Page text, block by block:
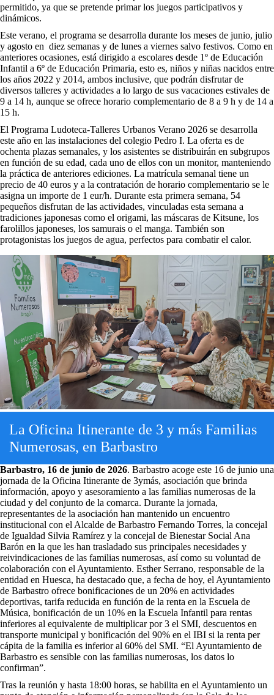
permitido, ya que se pretende primar los juegos participativos y
dinámicos.
Este verano, el programa se desarrolla durante los meses de junio, julio
y agosto en diez semanas y de lunes a viernes salvo festivos. Como en
anteriores ocasiones, está dirigido a escolares desde 1º de Educación
Infantil a 6º de Educación Primaria, esto es, niños y niñas nacidos entre
los años 2022 y 2014, ambos inclusive, que podrán disfrutar de
diversos talleres y actividades a lo largo de sus vacaciones estivales de
9 a 14 h, aunque se ofrece horario complementario de 8 a 9 h y de 14 a
15 h.
El Programa Ludoteca-Talleres Urbanos Verano 2026 se desarrolla
este año en las instalaciones del colegio Pedro I. La oferta es de
ochenta plazas semanales, y los asistentes se distribuirán en subgrupos
en función de su edad, cada uno de ellos con un monitor, manteniendo
la práctica de anteriores ediciones. La matrícula semanal tiene un
precio de 40 euros y a la contratación de horario complementario se le
asigna un importe de 1 eur/h. Durante esta primera semana, 54
pequeños disfrutan de las actividades, vinculadas esta semana a
tradiciones japonesas como el origami, las máscaras de Kitsune, los
farolillos japoneses, los samurais o el manga. También son
protagonistas los juegos de agua, perfectos para combatir el calor.
La Oficina Itinerante de 3 y más Familias
Numerosas, en Barbastro
Barbastro, 16 de junio de 2026. Barbastro acoge este 16 de junio una
jornada de la Oficina Itinerante de 3ymás, asociación que brinda
información, apoyo y asesoramiento a las familias numerosas de la
ciudad y del conjunto de la comarca. Durante la jornada,
representantes de la asociación han mantenido un encuentro
institucional con el Alcalde de Barbastro Fernando Torres, la concejal
de Igualdad Silvia Ramírez y la concejal de Bienestar Social Ana
Barón en la que les han trasladado sus principales necesidades y
reivindicaciones de las familias numerosas, así como su voluntad de
colaboración con el Ayuntamiento. Esther Serrano, responsable de la
entidad en Huesca, ha destacado que, a fecha de hoy, el Ayuntamiento
de Barbastro ofrece bonificaciones de un 20% en actividades
deportivas, tarifa reducida en función de la renta en la Escuela de
Música, bonificación de un 10% en la Escuela Infantil para rentas
inferiores al equivalente de multiplicar por 3 el SMI, descuentos en
transporte municipal y bonificación del 90% en el IBI si la renta per
cápita de la familia es inferior al 60% del SMI. “El Ayuntamiento de
Barbastro es sensible con las familias numerosas, los datos lo
confirman”.
Tras la reunión y hasta 18:00 horas, se habilita en el Ayuntamiento un